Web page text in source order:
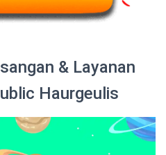
& Layanan
Haurgeulis